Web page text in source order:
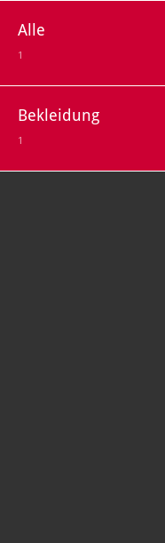
Alle
1
Bekleidung
1